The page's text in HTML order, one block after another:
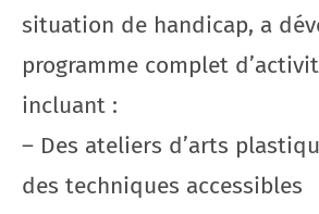
situation de handicap, a
programme complet
incluant :
– Des ateliers d’arts
des techniques accessibles